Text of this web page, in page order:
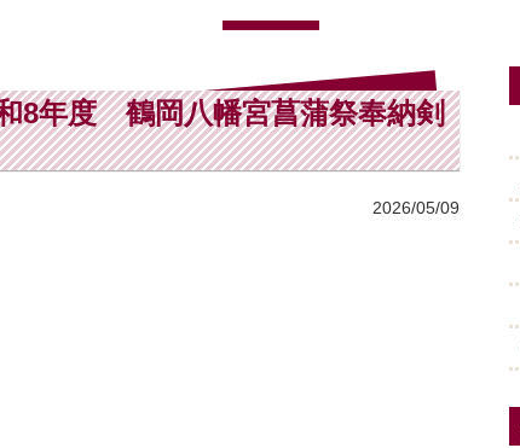
8年度 鶴岡八幡宮菖蒲祭奉納剣
2026/05/09